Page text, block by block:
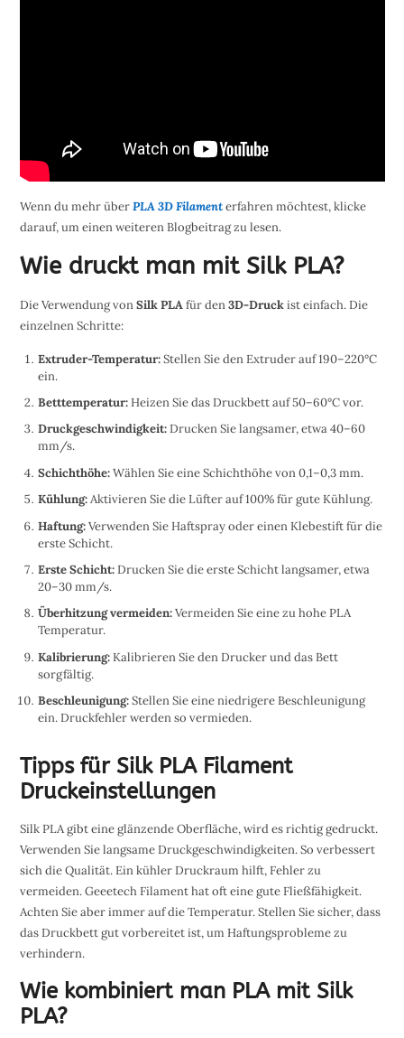
Wenn du mehr überPLA 3D Filamenterfahren möchtest, klicke
darauf, um einen weiteren Blogbeitrag zu lesen.
Wie druckt man mit Silk PLA?
Die Verwendung vonSilk PLAfür den3D-Druckist einfach. Die
einzelnen Schritte:
Extruder-Temperatur:Stellen Sie den Extruder auf 190–220°C
ein.
Betttemperatur:Heizen Sie das Druckbett auf 50–60°C vor.
Druckgeschwindigkeit:Drucken Sie langsamer, etwa 40–60
mm/s.
Schichthöhe:Wählen Sie eine Schichthöhe von 0,1–0,3 mm.
Kühlung:Aktivieren Sie die Lüfter auf 100% für gute Kühlung.
Haftung:Verwenden Sie Haftspray oder einen Klebestift für die
erste Schicht.
Erste Schicht:Drucken Sie die erste Schicht langsamer, etwa
20–30 mm/s.
Überhitzung vermeiden:Vermeiden Sie eine zu hohe PLA
Temperatur.
Kalibrierung:Kalibrieren Sie den Drucker und das Bett
sorgfältig.
Beschleunigung:Stellen Sie eine niedrigere Beschleunigung
ein. Druckfehler werden so vermieden.
Tipps für Silk PLA Filament
Druckeinstellungen
Silk PLA gibt eine glänzende Oberfläche, wird es richtig gedruckt.
Verwenden Sie langsame Druckgeschwindigkeiten. So verbessert
sich die Qualität. Ein kühler Druckraum hilft, Fehler zu
vermeiden. Geeetech Filament hat oft eine gute Fließfähigkeit.
Achten Sie aber immer auf die Temperatur. Stellen Sie sicher, dass
das Druckbett gut vorbereitet ist, um Haftungsprobleme zu
verhindern.
Wie kombiniert man PLA mit Silk
PLA?